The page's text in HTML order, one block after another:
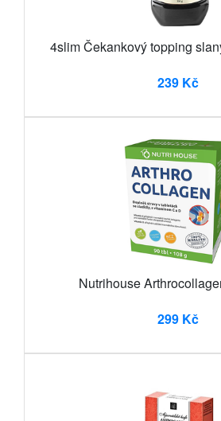
4slim Čekankový topping
239 Kč
Nutrihouse
299 Kč